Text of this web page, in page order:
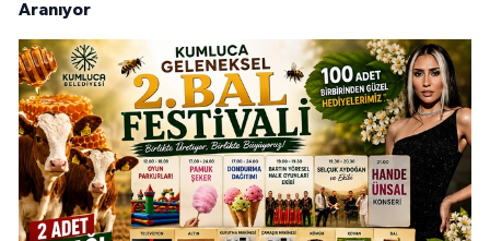
Aranıyor